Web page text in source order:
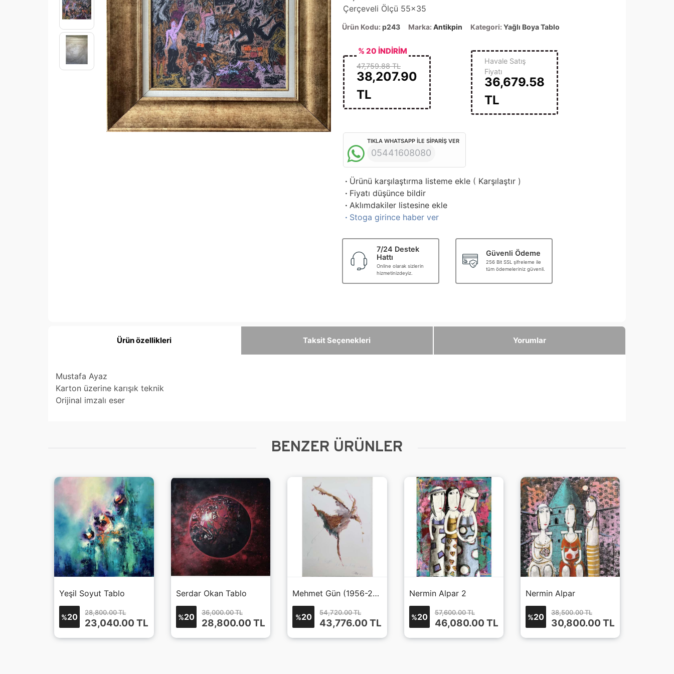
Çerçeveli Ölçü 55x35
Ürün Kodu: p243 Marka: Antikpin Kategori: Yağlı Boya Tablo
47,759.88 TL
38,207.90
TL
% 20 İNDİRİM
Havale Satış
Fiyatı
36,679.58
TL
TIKLA WHATSAPP İLE SİPARİŞ VER
05441608080
· Ürünü karşılaştırma listeme ekle( Karşılaştır)
· Fiyatı düşünce bildir
· Aklımdakiler listesine ekle
· Stoga girince haber ver
7/24 Destek
Hattı
Online olarak sizlerin
hizmetinizdeyiz.
Güvenli Ödeme
256 Bit SSL şifreleme ile
tüm ödemeleriniz güvenli.
Ürün özellikleri Taksit Seçenekleri Yorumlar
Mustafa Ayaz
Karton üzerine karışık teknik
Orijinal imzalı eser
BENZER ÜRÜNLER
Yeşil Soyut Tablo
%20 28,800.00 TL
23,040.00 TL
Serdar Okan Tablo
%20 36,000.00 TL
28,800.00 TL
Mehmet Gün (1956-2014)
%20 54,720.00 TL
43,776.00 TL
Nermin Alpar 2
%20 57,600.00 TL
46,080.00 TL
Nermin Alpar
%20 38,500.00 TL
30,800.00 TL